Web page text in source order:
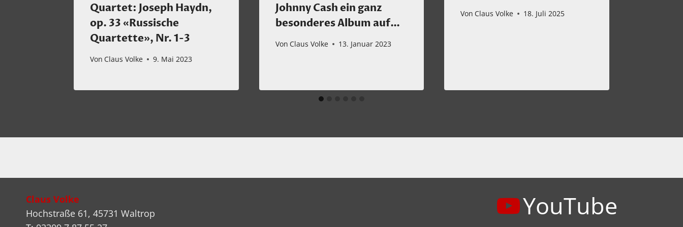
Quartet: Joseph Haydn,
op. 33 «Russische
Quartette», Nr. 1-3
Von Claus Volke 9. Mai 2023
Johnny Cash ein ganz
besonderes Album auf…
Von Claus Volke 13. Januar 2023
Von Claus Volke 18. Juli 2025
Claus Volke
Hochstraße 61, 45731 Waltrop
YouTube